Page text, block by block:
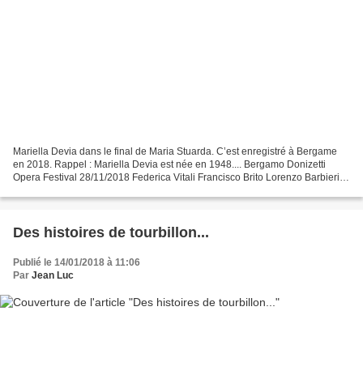
Mariella Devia dans le final de Maria Stuarda. C’est enregistré à Bergame
en 2018. Rappel : Mariella Devia est née en 1948.... Bergamo Donizetti
Opera Festival 28/11/2018 Federica Vitali Francisco Brito Lorenzo Barbieri
Des histoires de tourbillon...
Publié le 14/01/2018 à 11:06
Par Jean Luc